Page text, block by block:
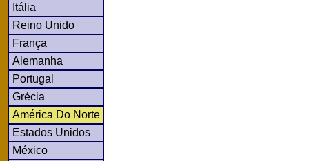
Itália
Reino Unido
França
Alemanha
Portugal
Grécia
América Do Norte
Estados Unidos
México